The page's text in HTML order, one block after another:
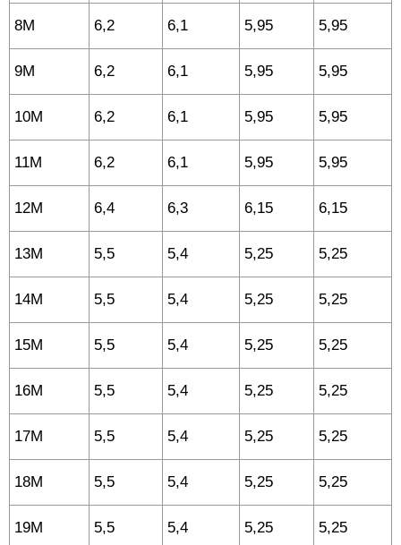
8M 6,2 6,1 5,95 5,95
9M 6,2 6,1 5,95 5,95
10M 6,2 6,1 5,95 5,95
11M 6,2 6,1 5,95 5,95
12M 6,4 6,3 6,15 6,15
13M 5,5 5,4 5,25 5,25
14M 5,5 5,4 5,25 5,25
15M 5,5 5,4 5,25 5,25
16M 5,5 5,4 5,25 5,25
17M 5,5 5,4 5,25 5,25
18M 5,5 5,4 5,25 5,25
19M 5,5 5,4 5,25 5,25